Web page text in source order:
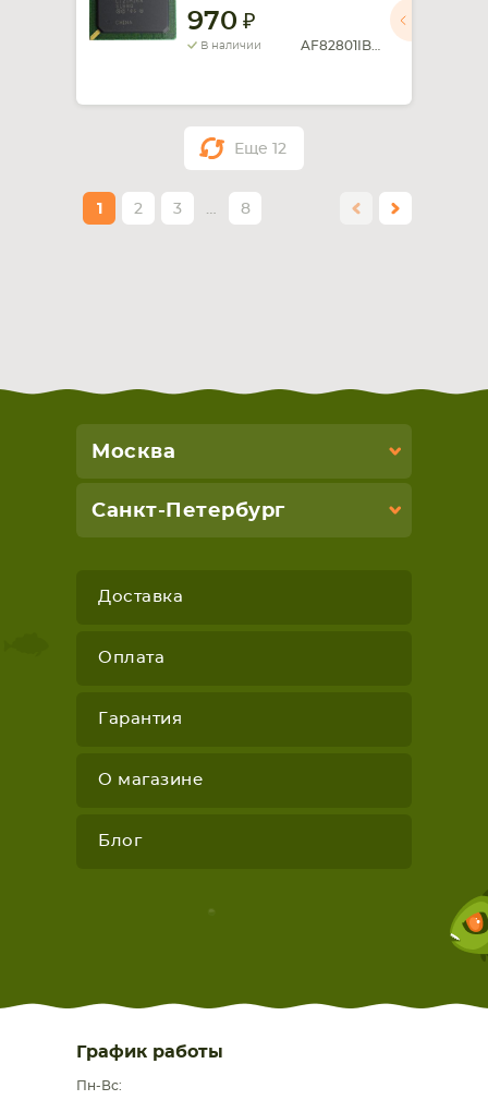
970
В наличии
Еще 12
1 2 3 … 8
Москва
Санкт-Петербург
Доставка
Оплата
Гарантия
О магазине
Блог
График работы
Пн-Вс: